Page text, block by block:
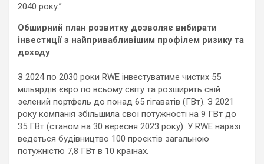
2040 року.”
Обширний план розвитку дозволяє вибирати
інвестиції з найпривабливішим профілем ризику та
доходу
З 2024 по 2030 роки RWE інвестуватиме чистих 55
мільярдів євро по всьому світу та розширить свій
зелений портфель до понад 65 гігаватів (ГВт). З 2021
року компанія збільшила свої потужності на 9 ГВт до
35 ГВт (станом на 30 вересня 2023 року). У RWE наразі
ведеться будівництво 100 проєктів загальною
потужністю 7,8 ГВт в 10 країнах.